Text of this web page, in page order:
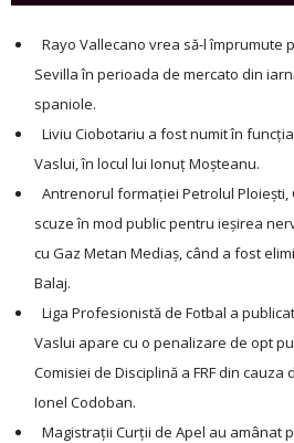
Rayo Vallecano vrea să-l împrumute
Sevilla în perioada de mercato din
spaniole.
Liviu Ciobotariu a fost numit în
Vaslui, în locul lui Ionuţ Moşteanu.
Antrenorul formaţiei Petrolul Ploieşti,
scuze în mod public pentru ieşirea
cu Gaz Metan Mediaş, când a fost
Balaj.
Liga Profesionistă de Fotbal a
Vaslui apare cu o penalizare de opt
Comisiei de Disciplină a FRF din
Ionel Codoban.
Magistraţii Curţii de Apel au amânat